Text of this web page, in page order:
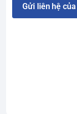
Gửi liên hệ